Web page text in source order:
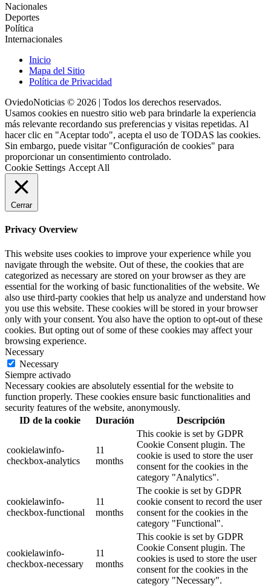
Nacionales
Deportes
Política
Internacionales
Inicio
Mapa del Sitio
Política de Privacidad
OviedoNoticias © 2026 | Todos los derechos reservados.
Usamos cookies en nuestro sitio web para brindarle la experiencia
más relevante recordando sus preferencias y visitas repetidas. Al
hacer clic en "Aceptar todo", acepta el uso de TODAS las cookies.
Sin embargo, puede visitar "Configuración de cookies" para
proporcionar un consentimiento controlado.
Cookie Settings Accept All
Cerrar
Privacy Overview
This website uses cookies to improve your experience while you
navigate through the website. Out of these, the cookies that are
categorized as necessary are stored on your browser as they are
essential for the working of basic functionalities of the website. We
also use third-party cookies that help us analyze and understand how
you use this website. These cookies will be stored in your browser
only with your consent. You also have the option to opt-out of these
cookies. But opting out of some of these cookies may affect your
browsing experience.
Necessary
Necessary
Siempre activado
Necessary cookies are absolutely essential for the website to
function properly. These cookies ensure basic functionalities and
security features of the website, anonymously.
ID de la cookie
Duración Descripción
cookielawinfo-
checkbox-analytics
11
months
This cookie is set by GDPR
Cookie Consent plugin. The
cookie is used to store the user
consent for the cookies in the
category "Analytics".
cookielawinfo-
checkbox-functional
11
months
The cookie is set by GDPR
cookie consent to record the user
consent for the cookies in the
category "Functional".
cookielawinfo-
checkbox-necessary
11
months
This cookie is set by GDPR
Cookie Consent plugin. The
cookies is used to store the user
consent for the cookies in the
category "Necessary".